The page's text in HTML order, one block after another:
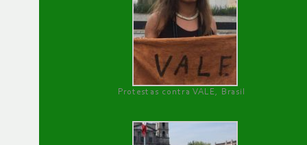
Protestas contra VALE, Brasil